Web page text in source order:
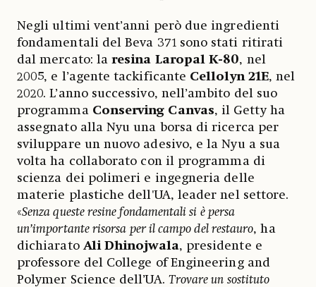
Negli ultimi vent’anni però due ingredienti
fondamentali del Beva 371 sono stati ritirati
dal mercato: laresina Laropal K-80, nel
2005, e l’agente tackificante Cellolyn 21E, nel
2020. L’anno successivo, nell’ambito del suo
programma Conserving Canvas, il Getty ha
assegnato alla Nyu una borsa di ricerca per
sviluppare un nuovo adesivo, e la Nyu a sua
volta ha collaborato con il programma di
scienza dei polimeri e ingegneria delle
materie plastiche dell'UA, leader nel settore.
«Senza queste resine fondamentali si è persa
un’importante risorsa per il campo del restauro, ha
dichiarato Ali Dhinojwala, presidente e
professore del College of Engineering and
Polymer Science dell’UA. Trovare un sostituto